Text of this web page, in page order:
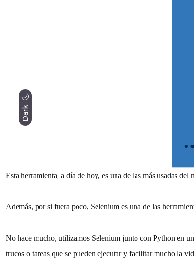
Dark
Esta herramienta, a día de hoy, es una de las más usadas
Además, por si fuera poco, Selenium es una de las
No hace mucho, utilizamos Selenium junto con Python en
trucos o tareas que se pueden ejecutar y facilitar mucho la